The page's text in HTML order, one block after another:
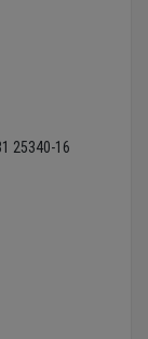
25340-16